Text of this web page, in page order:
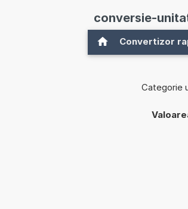
conversie-
Convertizor
Categorie